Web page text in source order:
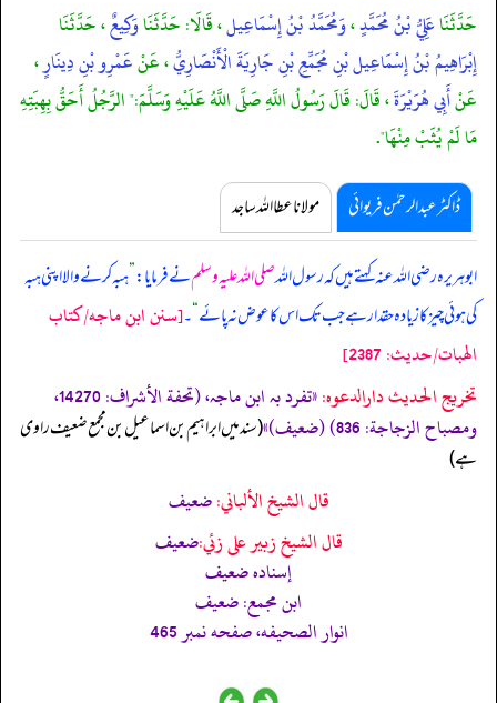
حَدَّثَنَاعَلِيُّ بْنُ مُحَمَّدٍ،وَمُحَمَّدُ بْنُ إِسْمَاعِيل، قَالَا: حَدَّثَنَاوَكِيعٌ، حَدَّثَنَا
إِبْرَاهِيمُ بْنُ إِسْمَاعِيل بْنِ مُجَمِّعِ بْنِ جَارِيَةَ الْأَنْصَارِيُّ، عَنْعَمْرِو بْنِ دِينَارٍ،
عَنْأَبِي هُرَيْرَةَ، قَالَ: قَالَ رَسُولُ اللَّهِ صَلَّى اللَّهُ عَلَيْهِ وَسَلَّمَ:" الرَّجُلُ أَحَقُّ بِهِبَتِهِ
مَا لَمْ يُثَبْ مِنْهَا".
ڈاکٹر عبدالرحمٰن فریوائی مولانا عطا اللہ ساجد
ابوہریرہ رضی اللہ عنہ کہتے ہیں کہرسول اللہصلی اللہ علیہ وسلمنے فرمایا:”ہبہ کرنے والا اپنی ہبہ
کی ہوئی چیز کا زیادہ حقدار ہے جب تک اس کا عوض نہ پائے“۔[سنن ابن ماجه/كتاب
الهبات/حدیث: 2387]
تخریج الحدیث دارالدعوہ:
«تفرد بہ ابن ماجہ، (تحفة الأشراف: 14270،
ومصباح الزجاجة: 836) (ضعیف)»
‏‏‏‏ (سند میں ابراہیم بن اسماعیل بن مجمع ضعیف راوی
ہے)
قال الشيخ الألباني:ضعيف
قال الشيخ زبير على زئي:ضعيف
إسناده ضعيف
ابن مجمع: ضعيف
انوار الصحيفه، صفحه نمبر 465